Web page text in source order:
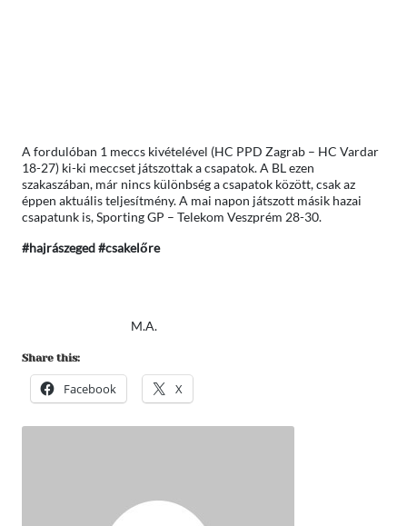
A fordulóban 1 meccs kivételével (HC PPD Zagrab – HC Vardar
18-27) ki-ki meccset játszottak a csapatok. A BL ezen
szakaszában, már nincs különbség a csapatok között, csak az
éppen aktuális teljesítmény. A mai napon játszott másik hazai
csapatunk is, Sporting GP – Telekom Veszprém 28-30.
#hajrászeged #csakelőre
M.A.
Share this:
Facebook X